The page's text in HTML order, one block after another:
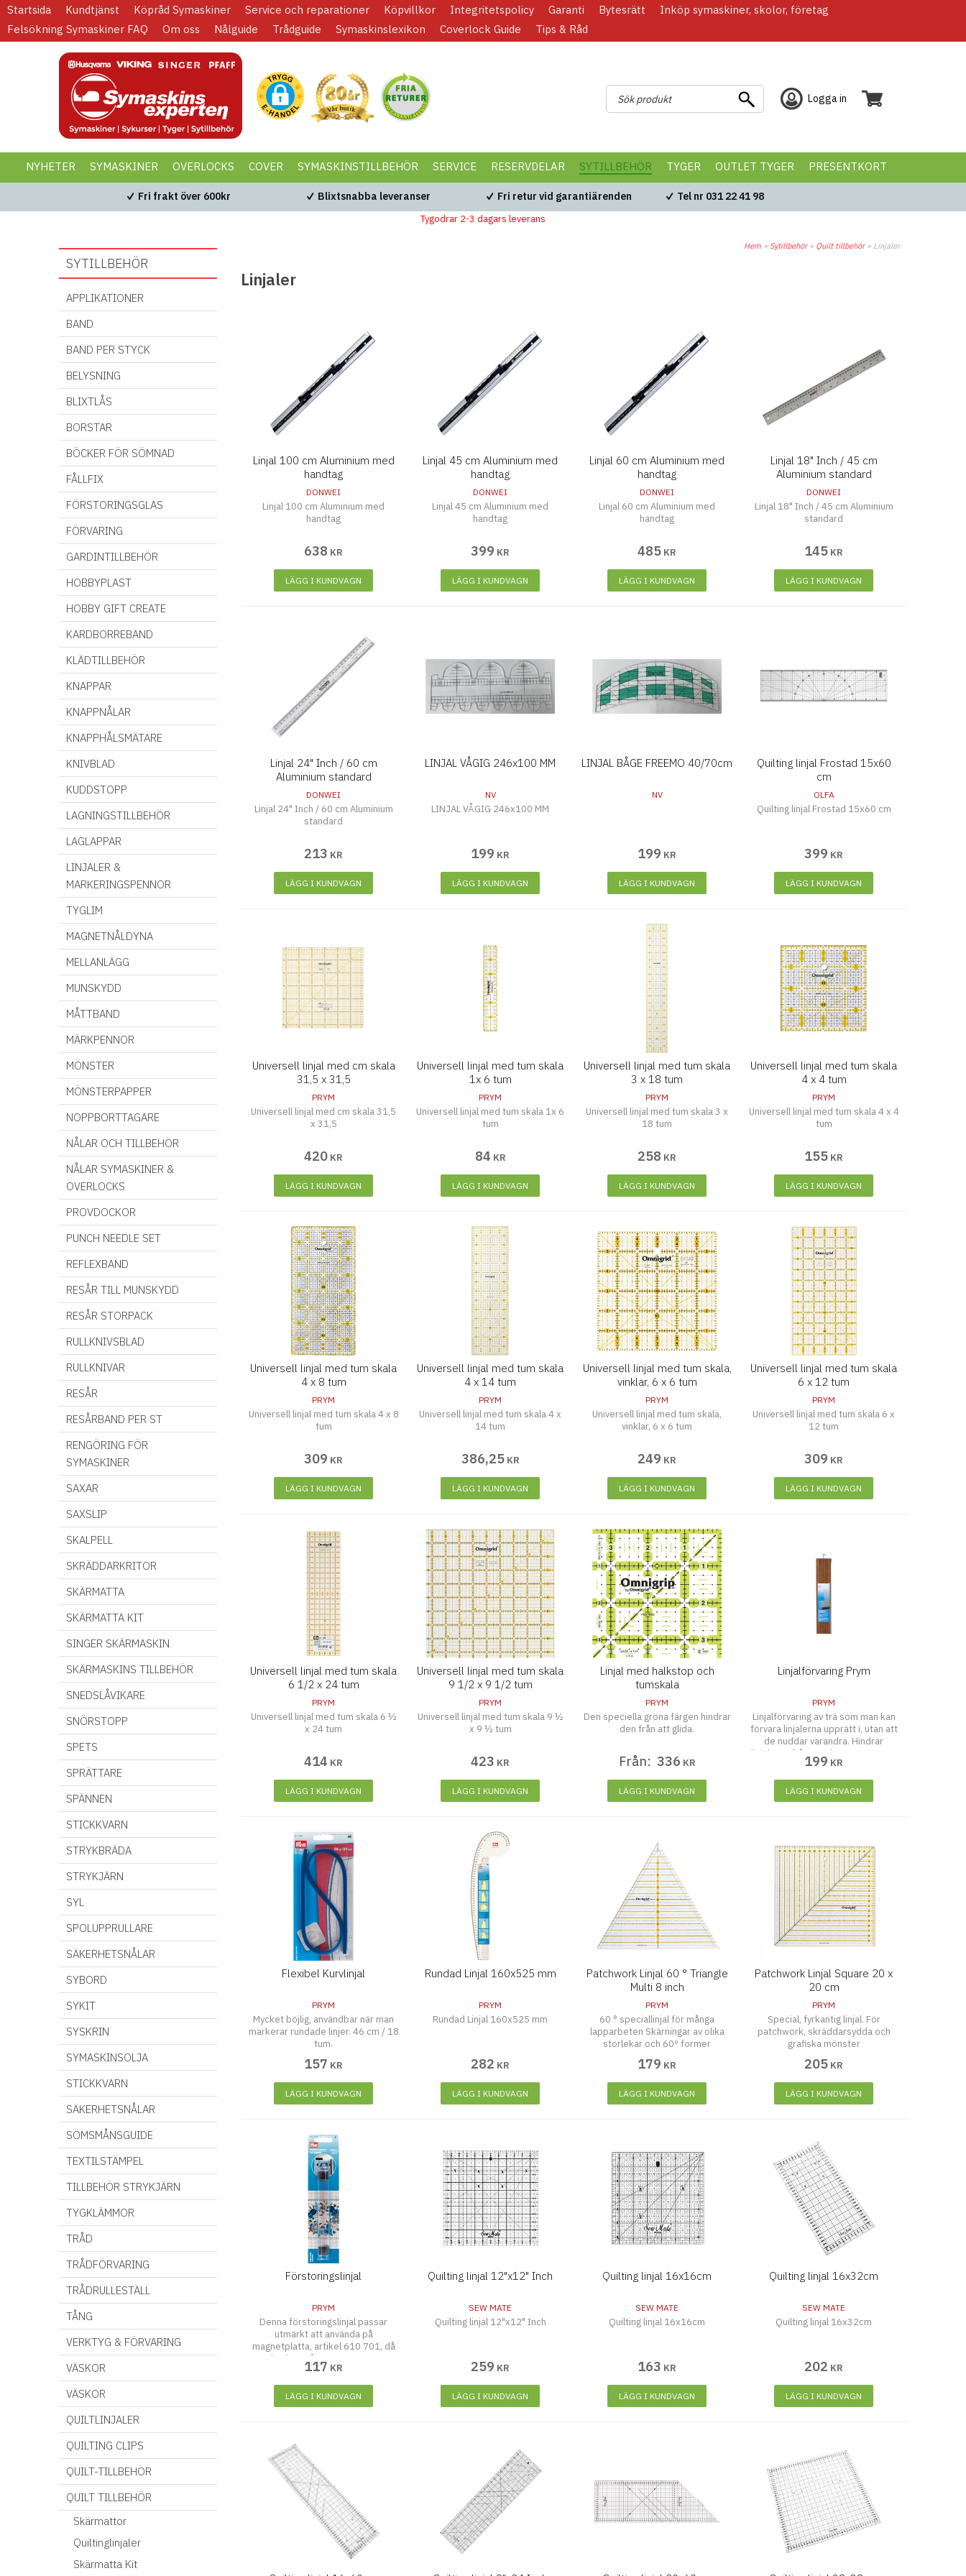
Startsida Kundtjänst Köpråd Symaskiner Service och reparationer Köpvillkor Integritetspolicy Garanti Bytesrätt
Inköp symaskiner, skolor, företag
Felsökning Symaskiner FAQ
Om oss Nålguide Trådguide Symaskinslexikon Coverlock Guide Tips & Råd
Logga in
NYHETER SYMASKINER OVERLOCKS COVER SYMASKINSTILLBEHÖR SERVICE RESERVDELAR SYTILLBEHÖR TYGER OUTLET TYGER PRESENTKORT
BLACK WEEKFri frakt över 600kr Blixtsnabba leveranser Fri retur vid garantiärenden Tel nr 031 22 41 98
Tygodrar 2-3 dagars leverans
SYTILLBEHÖR
APPLIKATIONER
BAND
BAND PER STYCK
BELYSNING
BLIXTLÅS
BORSTAR
BÖCKER FÖR SÖMNAD
FÅLLFIX
FÖRSTORINGSGLAS
FÖRVARING
GARDINTILLBEHÖR
HOBBYPLAST
HOBBY GIFT CREATE
KARDBORREBAND
KLÄDTILLBEHÖR
KNAPPAR
KNAPPNÅLAR
KNAPPHÅLSMÄTARE
KNIVBLAD
KUDDSTOPP
LAGNINGSTILLBEHÖR
LAGLAPPAR
LINJALER &
MARKERINGSPENNOR
TYGLIM
MAGNETNÅLDYNA
MELLANLÄGG
MUNSKYDD
MÅTTBAND
MÄRKPENNOR
MÖNSTER
MÖNSTERPAPPER
NOPPBORTTAGARE
NÅLAR OCH TILLBEHÖR
NÅLAR SYMASKINER &
OVERLOCKS
PROVDOCKOR
PUNCH NEEDLE SET
REFLEXBAND
RESÅR TILL MUNSKYDD
RESÅR STORPACK
RULLKNIVSBLAD
RULLKNIVAR
RESÅR
RESÅRBAND PER ST
RENGÖRING FÖR
SYMASKINER
SAXAR
SAXSLIP
SKALPELL
SKRÄDDARKRITOR
SKÄRMATTA
SKÄRMATTA KIT
SINGER SKÄRMASKIN
SKÄRMASKINS TILLBEHÖR
SNEDSLÅVIKARE
SNÖRSTOPP
SPETS
SPRÄTTARE
SPÄNNEN
STICKKVARN
STRYKBRÄDA
STRYKJÄRN
SYL
SPOLUPPRULLARE
SÄKERHETSNÅLAR
SYBORD
SYKIT
SYSKRIN
SYMASKINSOLJA
STICKKVARN
SÄKERHETSNÅLAR
SÖMSMÅNSGUIDE
TEXTILSTÄMPEL
TILLBEHÖR STRYKJÄRN
TYGKLÄMMOR
TRÅD
TRÅDFÖRVARING
TRÅDRULLESTÄLL
TÅNG
VERKTYG & FÖRVARING
VÄSKOR
VÄSKOR
QUILTLINJALER
QUILTING CLIPS
QUILT-TILLBEHÖR
QUILT TILLBEHÖR
Skärmattor
Quiltinglinjaler
Skärmatta Kit
Hem » Sytillbehör» Quilt tillbehör» Linjaler
Linjaler
Linjal 100 cm Aluminium med
handtag
DONWEI
Linjal 100 cm Aluminium med
handtag
638 KR
LÄGG I KUNDVAGN
Linjal 45 cm Aluminium med
handtag
DONWEI
Linjal 45 cm Aluminium med
handtag
399 KR
LÄGG I KUNDVAGN
Linjal 60 cm Aluminium med
handtag
DONWEI
Linjal 60 cm Aluminium med
handtag
485 KR
LÄGG I KUNDVAGN
Linjal 18" Inch / 45 cm
Aluminium standard
DONWEI
Linjal 18" Inch / 45 cm Aluminium
standard
145 KR
LÄGG I KUNDVAGN
Linjal 24" Inch / 60 cm
Aluminium standard
DONWEI
Linjal 24" Inch / 60 cm Aluminium
standard
213 KR
LÄGG I KUNDVAGN
LINJAL VÅGIG 246x100 MM
NV
LINJAL VÅGIG 246x100 MM
199 KR
LÄGG I KUNDVAGN
LINJAL BÅGE FREEMO 40/70cm
NV
199 KR
LÄGG I KUNDVAGN
Quilting linjal Frostad 15x60
cm
OLFA
Quilting linjal Frostad 15x60 cm
399 KR
LÄGG I KUNDVAGN
Universell linjal med cm skala
31,5 x 31,5
PRYM
Universell linjal med cm skala 31,5
x 31,5
420 KR
LÄGG I KUNDVAGN
Universell linjal med tum skala
1x 6 tum
PRYM
Universell linjal med tum skala 1x 6
tum
84 KR
LÄGG I KUNDVAGN
Universell linjal med tum skala
3 x 18 tum
PRYM
Universell linjal med tum skala 3 x
18 tum
258 KR
LÄGG I KUNDVAGN
Universell linjal med tum skala
4 x 4 tum
PRYM
Universell linjal med tum skala 4 x 4
tum
155 KR
LÄGG I KUNDVAGN
Universell linjal med tum skala
4 x 8 tum
PRYM
Universell linjal med tum skala 4 x 8
tum
309 KR
LÄGG I KUNDVAGN
Universell linjal med tum skala
4 x 14 tum
PRYM
Universell linjal med tum skala 4 x
14 tum
386,25 KR
LÄGG I KUNDVAGN
Universell linjal med tum skala,
vinklar, 6 x 6 tum
PRYM
Universell linjal med tum skala,
vinklar, 6 x 6 tum
249 KR
LÄGG I KUNDVAGN
Universell linjal med tum skala
6 x 12 tum
PRYM
Universell linjal med tum skala 6 x
12 tum
309 KR
LÄGG I KUNDVAGN
Universell linjal med tum skala
6 1/2 x 24 tum
PRYM
Universell linjal med tum skala 6 ½
x 24 tum
414 KR
LÄGG I KUNDVAGN
Universell linjal med tum skala
9 1/2 x 9 1/2 tum
PRYM
Universell linjal med tum skala 9 ½
x 9 ½ tum
423 KR
LÄGG I KUNDVAGN
Linjal med halkstop och
tumskala
PRYM
Den speciella gröna färgen hindrar
den från att glida.
Från: 336 KR
LÄGG I KUNDVAGN
Linjalförvaring Prym
PRYM
Linjalförvaring av trä som man kan
förvara linjalerna upprätt i, utan att
de nuddar varandra. Hindrar
linjalerna från att skrapas. 50 x 10
x 1,9 cm
199 KR
LÄGG I KUNDVAGN
Flexibel Kurvlinjal
PRYM
Mycket böjlig, användbar när man
markerar rundade linjer. 46 cm / 18
tum.
157 KR
LÄGG I KUNDVAGN
Rundad Linjal 160x525 mm
PRYM
Rundad Linjal 160x525 mm
282 KR
LÄGG I KUNDVAGN
Patchwork Linjal 60 ° Triangle
Multi 8 inch
PRYM
60 ° speciallinjal för många
lapparbeten Skärningar av olika
storlekar och 60º former
179 KR
LÄGG I KUNDVAGN
Patchwork Linjal Square 20 x
20 cm
PRYM
Special, fyrkantig linjal. För
patchwork, skräddarsydda och
grafiska mönster
205 KR
LÄGG I KUNDVAGN
Förstoringslinjal
PRYM
Denna förstoringslinjal passar
utmärkt att använda på
magnetplatta, artikel 610 701, då
den har två magneter som
säkerställer att linjalen hålls
ordentligt på plats.
117 KR
LÄGG I KUNDVAGN
Quilting linjal 12"x12" Inch
SEW MATE
Quilting linjal 12"x12" Inch
259 KR
LÄGG I KUNDVAGN
Quilting linjal 16x16cm
SEW MATE
Quilting linjal 16x16cm
163 KR
LÄGG I KUNDVAGN
Quilting linjal 16x32cm
SEW MATE
Quilting linjal 16x32cm
202 KR
LÄGG I KUNDVAGN